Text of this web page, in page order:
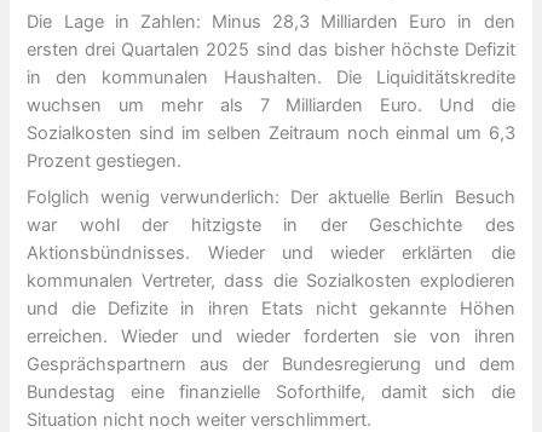
Die Lage in Zahlen: Minus 28,3 Milliarden Euro in den
ersten drei Quartalen 2025 sind das bisher höchste Defizit
in den kommunalen Haushalten. Die Liquiditätskredite
wuchsen um mehr als 7 Milliarden Euro. Und die
Sozialkosten sind im selben Zeitraum noch einmal um 6,3
Prozent gestiegen.
Folglich wenig verwunderlich: Der aktuelle Berlin Besuch
war wohl der hitzigste in der Geschichte des
Aktionsbündnisses. Wieder und wieder erklärten die
kommunalen Vertreter, dass die Sozialkosten explodieren
und die Defizite in ihren Etats nicht gekannte Höhen
erreichen. Wieder und wieder forderten sie von ihren
Gesprächspartnern aus der Bundesregierung und dem
Bundestag eine finanzielle Soforthilfe, damit sich die
Situation nicht noch weiter verschlimmert.